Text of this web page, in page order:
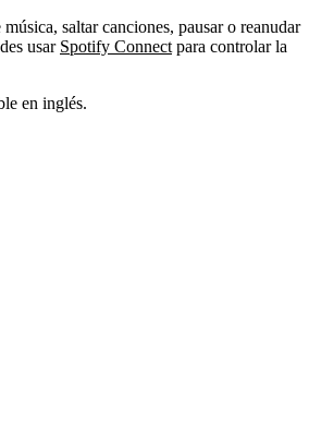
saltar canciones, pausar o reanudar
usar Spotify Connect para controlar la
en inglés.